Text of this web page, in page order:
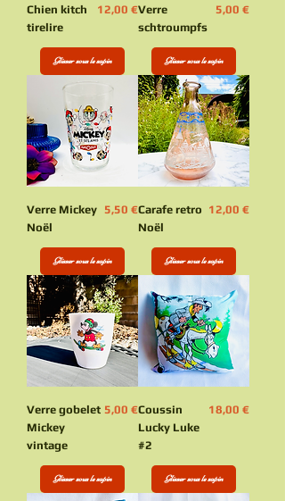
Chien kitch
tirelire
Prix
12,00 €
Glisser sous le sapin
Verre
schtroumpfs
Prix
5,00 €
Glisser sous le sapin
Verre Mickey
Noël
Prix
5,50 €
Glisser sous le sapin
Carafe retro
Noël
Prix
12,00 €
Glisser sous le sapin
Verre gobelet
Mickey
vintage
Prix
5,00 €
Glisser sous le sapin
Coussin
Lucky Luke
#2
Prix
18,00 €
Glisser sous le sapin